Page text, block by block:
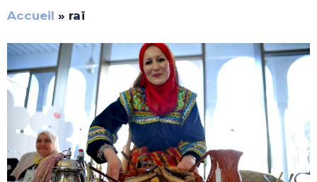
Accueil » raï